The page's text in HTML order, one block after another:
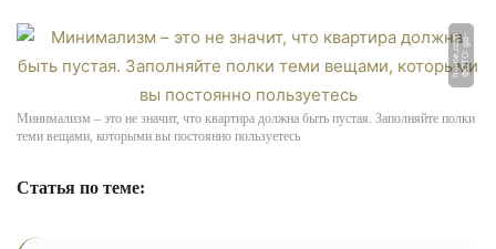
Ф
О
Т
О:
g
d
-
h
o
m
e.
c
o
m
Минимализм – это не значит, что квартира должна быть пустая. Заполняйте полки
теми вещами, которыми вы постоянно пользуетесь
Статья по теме: